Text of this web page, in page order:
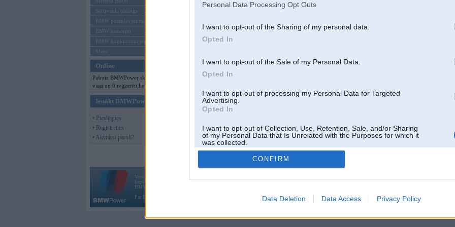
Personal Data Processing Opt Outs
I want to opt-out of the Sharing of my personal data.
Opted In
I want to opt-out of the Sale of my Personal Data.
Opted In
I want to opt-out of processing my Personal Data for Targeted
Advertising.
Opted In
I want to opt-out of Collection, Use, Retention, Sale, and/or Sharing
of my Personal Data that Is Unrelated with the Purposes for which it
was collected.
Opted Out
CONFIRM
Data Deletion Data Access Privacy Policy
Sērijveida tūnings
BMW pasaules jaunumi
BMW koncepti
BMW konkurentu jaunumi
Moto
Online
Pašreiz BMWPower skatās 202
viesi un 0 reģistrēti lietotāji.
Ienākt BMWPower
• Pieslēgties
• Reģistrēties
• Aizmirsi paroli?
Vortāls BMWPower.lv darbojas
kopš 2002. gada 14. maija. Tas nav auto klubs un nav saistīts ar
BMW AG.
Par BMWPower